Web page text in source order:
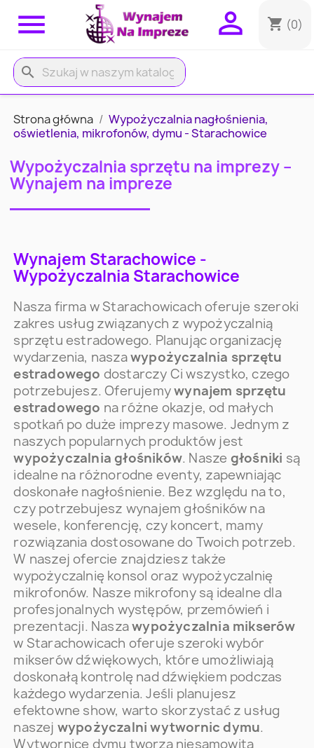
 shopping_cart (0)

search
Strona główna
Wypożyczalnia nagłośnienia,
oświetlenia, mikrofonów, dymu - Starachowice
Wypożyczalnia sprzętu na imprezy –
Wynajem na impreze
Wynajem Starachowice -
Wypożyczalnia Starachowice
Nasza firma w Starachowicach oferuje szeroki
zakres usług związanych z wypożyczalnią
sprzętu estradowego. Planując organizację
wydarzenia, naszawypożyczalnia sprzętu
estradowego dostarczy Ci wszystko, czego
potrzebujesz. Oferujemywynajem sprzętu
estradowego na różne okazje, od małych
spotkań po duże imprezy masowe. Jednym z
naszych popularnych produktów jest
wypożyczalnia głośników. Nasze głośniki są
idealne na różnorodne eventy, zapewniając
doskonałe nagłośnienie. Bez względu na to,
czy potrzebujesz wynajem głośników na
wesele, konferencję, czy koncert, mamy
rozwiązania dostosowane do Twoich potrzeb.
W naszej ofercie znajdziesz także
wypożyczalnię konsol oraz wypożyczalnię
mikrofonów. Nasze mikrofony są idealne dla
profesjonalnych występów, przemówień i
prezentacji. Naszawypożyczalnia mikserów
w Starachowicach oferuje szeroki wybór
mikserów dźwiękowych, które umożliwiają
doskonałą kontrolę nad dźwiękiem podczas
każdego wydarzenia. Jeśli planujesz
efektowne show, warto skorzystać z usług
naszej wypożyczalni wytwornic dymu.
Wytwornice dymu tworzą niesamowitą